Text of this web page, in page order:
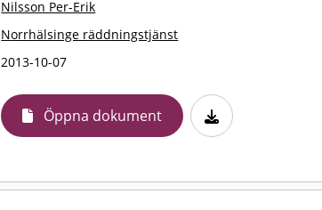
Nilsson Per-Erik
Norrhälsinge räddningstjänst
2013-10-07
Öppna dokument